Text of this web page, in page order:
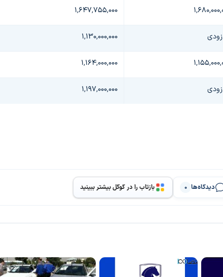
۱,۶۴۷,۷۵۵,۰۰۰
۱,۱۳۰,۰۰۰,۰۰۰
۱,۱۶۴,۰۰۰,۰۰۰
۱,۱۹۷,۰۰۰,۰۰۰
دیدگاه‌ها 0 بازتاب را در گوگل بیشتر ببینید